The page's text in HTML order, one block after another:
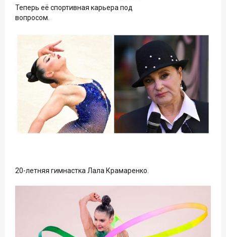
Теперь её спортивная карьера под
вопросом.
20-летняя гимнастка Лала Крамаренко.